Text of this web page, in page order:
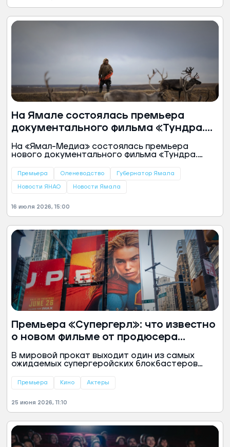
долгожданные экранизации.
На Ямале состоялась премьера
документального фильма «Тундра.
Горизонты»
На «Ямал-Медиа» состоялась премьера
нового документального фильма «Тундра.
Дмитрия Артюхова в семью оленеводов. В
ненцев, семьи которых веками сохраняют
Премьера Оленеводство Губернатор Ямала
Новости ЯНАО Новости Ямала
16 июля 2026, 15:00
Премьера «Супергерл»: что известно
о новом фильме от продюсера
Джеймса Ганна
В мировой прокат выходит один из самых
ожидаемых супергеройских блокбастеров
Картина предложит зрителям совершенно
запланирована на 26 июня.
Премьера Кино Актеры
25 июня 2026, 11:10